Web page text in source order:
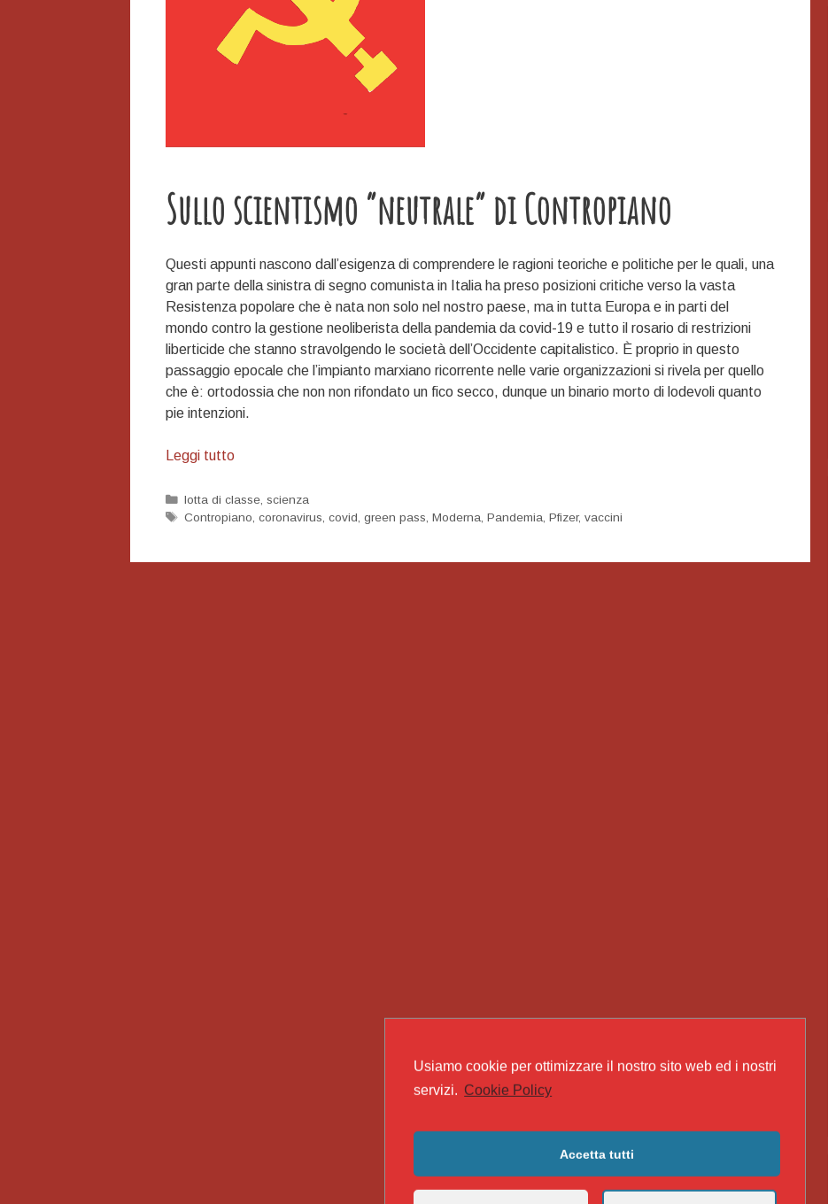
Sullo scientismo “neutrale” di Contropiano
Questi appunti nascono dall’esigenza di comprendere le ragioni teoriche e politiche per le quali, una
gran parte della sinistra di segno comunista in Italia ha preso posizioni critiche verso la vasta
Resistenza popolare che è nata non solo nel nostro paese, ma in tutta Europa e in parti del
mondo contro la gestione neoliberista della pandemia da covid-19 e tutto il rosario di restrizioni
liberticide che stanno stravolgendo le società dell’Occidente capitalistico. È proprio in questo
passaggio epocale che l’impianto marxiano ricorrente nelle varie organizzazioni si rivela per quello
che è: ortodossia che non non rifondato un fico secco, dunque un binario morto di lodevoli quanto
pie intenzioni.
Leggi tuttoScienza
lotta
di
alcune
Categorie
lotta di classe ,scienza
Tag
Contropiano ,coronavirus ,covid ,green pass ,Moderna ,Pandemia ,Pfizer,vaccini
Usiamo cookie per ottimizzare il nostro sito web ed i nostri
servizi. Cookie Policy
Accetta tutti